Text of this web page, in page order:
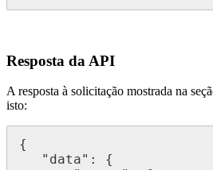
Resposta da API
A resposta à solicitação mostrada na seçã
isto:
{
" data" :
{